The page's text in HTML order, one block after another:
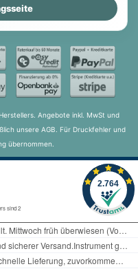
Angebote inkl. MwSt und
unsere AGB. Für Druckfehler und
übernommen.